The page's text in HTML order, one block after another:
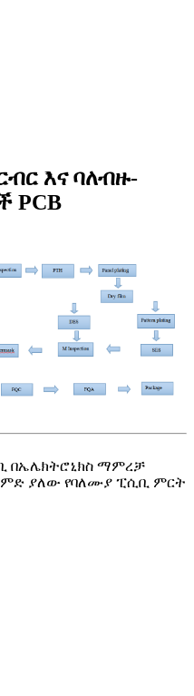
እና ባለብዙ-
PCB
በኤሌክትሮኒክስ ማምረቻ
ያለው የባለሙያ ፒሲቢ ምርት